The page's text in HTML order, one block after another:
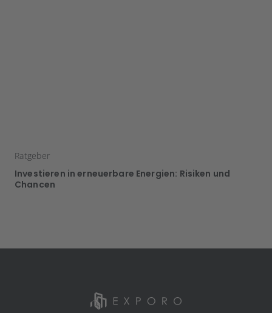
Ratgeber
Investieren in erneuerbare Energien: Risiken und
Chancen